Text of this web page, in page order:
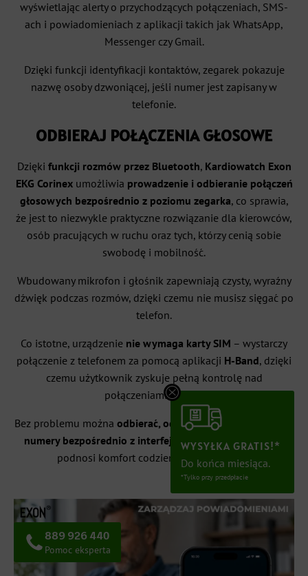
wyświetlając alerty o przychodzących połączeniach, SMS-
ach i powiadomieniach z aplikacji takich jak WhatsApp,
Messenger czy Gmail.
Dzięki funkcji identyfikacji kontaktów, zegarek pokazuje
nazwę osoby dzwoniącej, jeśli numer jest zapisany w
telefonie.
ODBIERAJ POŁĄCZENIA GŁOSOWE
Dzięki funkcji rozmów przez Bluetooth, Kardiowatch Exon
EKG Corinexumożliwia prowadzenie i odbieranie połączeń
głosowych bezpośrednio z poziomu zegarka, co sprawia,
że jest to niezwykle praktyczne rozwiązanie dla kierowców,
osób pracujących w ruchu oraz tych, którzy cenią sobie
swobodę i mobilność.
Wbudowany mikrofon i głośnik zapewniają czysty, wyraźny
dźwięk podczas rozmów, dzięki czemu nie musisz sięgać po
telefon.
Co istotne, urządzenie nie wymaga karty SIM – wystarczy
połączenie z telefonem za pomocą aplikacji H-Band, dzięki
czemu użytkownik zyskuje pełną kontrolę nad
połączeniami.&lt;/p>
Bez problemu można odbierać, odrzucać, a nawet wybierać
numery bezpośrednio z interfejsu zegarka , co znacząco
podnosi komfort codziennej komunikacji.
WYSYŁKA GRATIS!*
Do końca miesiąca.
*Tylko przy przedpłacie
889 926 440
Pomoc eksperta